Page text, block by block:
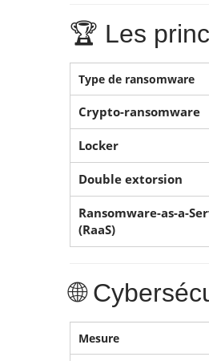
🏆 Les
Type de ransomware
Crypto-ransomware
Locker
Double extorsion
Ransomware-as-a-
(RaaS)
🌐
Mesure